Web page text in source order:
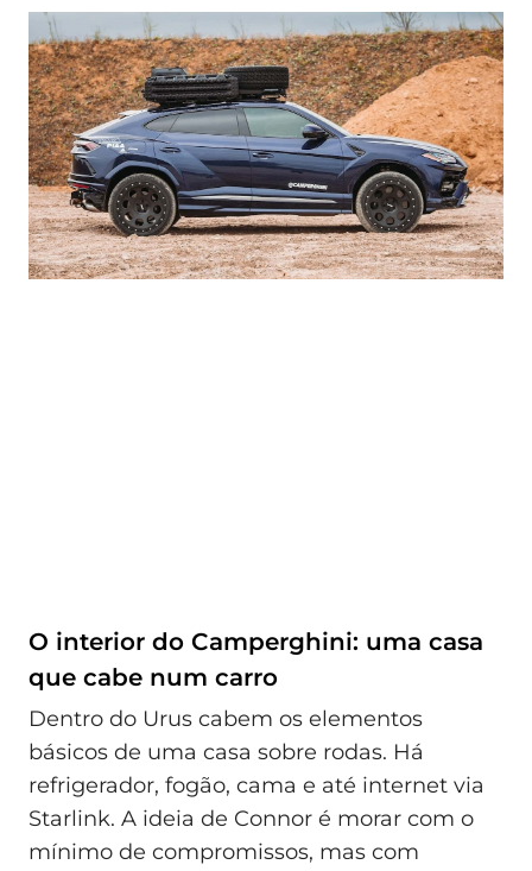
O interior do Camperghini: uma casa
que cabe num carro
Dentro do Urus cabem os elementos
básicos de uma casa sobre rodas. Há
refrigerador, fogão, cama e até internet via
Starlink. A ideia de Connor é morar com o
mínimo de compromissos, mas com